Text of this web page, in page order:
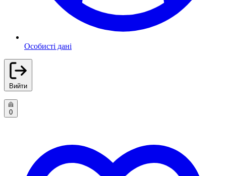
Особисті дані
Вийти
0